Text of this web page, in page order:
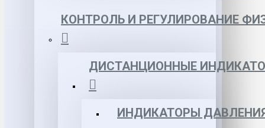
КОНТРОЛЬ И РЕГУЛИРОВАНИЕ
ДИСТАНЦИОННЫЕ
ИНДИКАТОРЫ